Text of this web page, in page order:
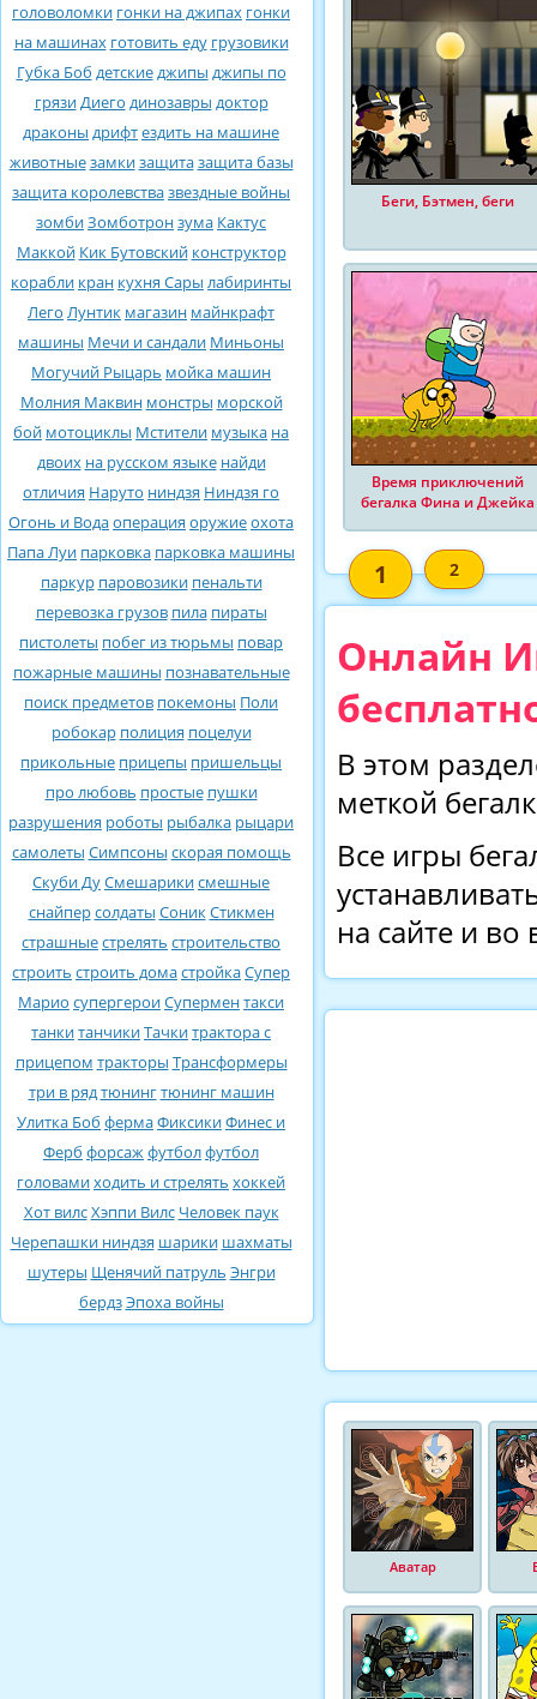
головоломки гонки на джипах гонки
на машинах готовить еду грузовики
Губка Боб детскиеджипы джипы по
грязиДиего динозавры доктор
драконы дрифтездить на машине
животныезамкизащитазащита базы
защита королевствазвездные войны
зомбиЗомботронзума Кактус
Маккой Кик Бутовский конструктор
корабли кран кухня Сары лабиринты
Лего Лунтик магазин майнкрафт
машины Мечи и сандали Миньоны
Могучий Рыцарь мойка машин
Молния Маквин монстры морской
бой мотоциклы Мстители музыка на
двоих на русском языке найди
отличия Наруто ниндзя Ниндзя го
Огонь и Водаоперация оружиеохота
Папа Луи парковка парковка машины
паркур паровозики пенальти
перевозка грузов пила пираты
пистолеты побег из тюрьмы повар
пожарные машины познавательные
поиск предметов покемоны Поли
робокар полиция поцелуи
прикольные прицепы пришельцы
про любовь простые пушки
разрушения роботы рыбалка рыцари
самолеты Симпсоны скорая помощь
Скуби ДуСмешарикисмешные
снайперсолдаты СоникСтикмен
страшныестрелять строительство
строить строить домастройкаСупер
Марио супергероиСуперментакси
танкитанчикиТачкитрактора с
прицепом тракторы Трансформеры
три в рядтюнингтюнинг машин
Улитка Боб фермаФиксикиФинес и
Ферб форсажфутболфутбол
головамиходить и стрелять хоккей
Хот вилсХэппи Вилс Человек паук
Черепашки ниндзя шарики шахматы
шутеры Щенячий патруль Энгри
бердзЭпоха войны
Беги, Бэтмен, беги
Время приключений
бегалка Фина и Джейка
1 2
Онлайн
В этом
меткой
Все игры
на сайте и
Аватар